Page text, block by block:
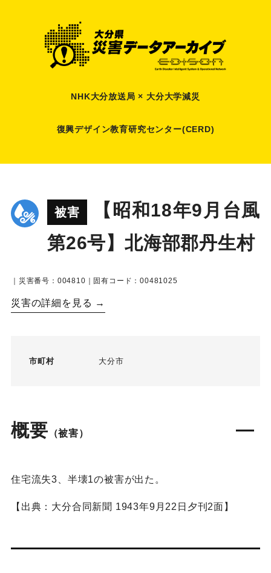
NHK大分放送局 × 大分大学減災
復興デザイン教育研究センター(CERD)
被害
【昭和18年9月台風
第26号】北海部郡丹生村
｜災害番号：004810｜固有コード：00481025
災害の詳細を見る →
市町村 大分市
概要 （被害）
住宅流失3、半壊1の被害が出た。
【出典：大分合同新聞 1943年9月22日夕刊2面】